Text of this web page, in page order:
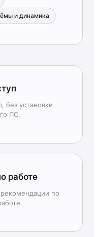
и динамика
без установки
ПО.
работе
по